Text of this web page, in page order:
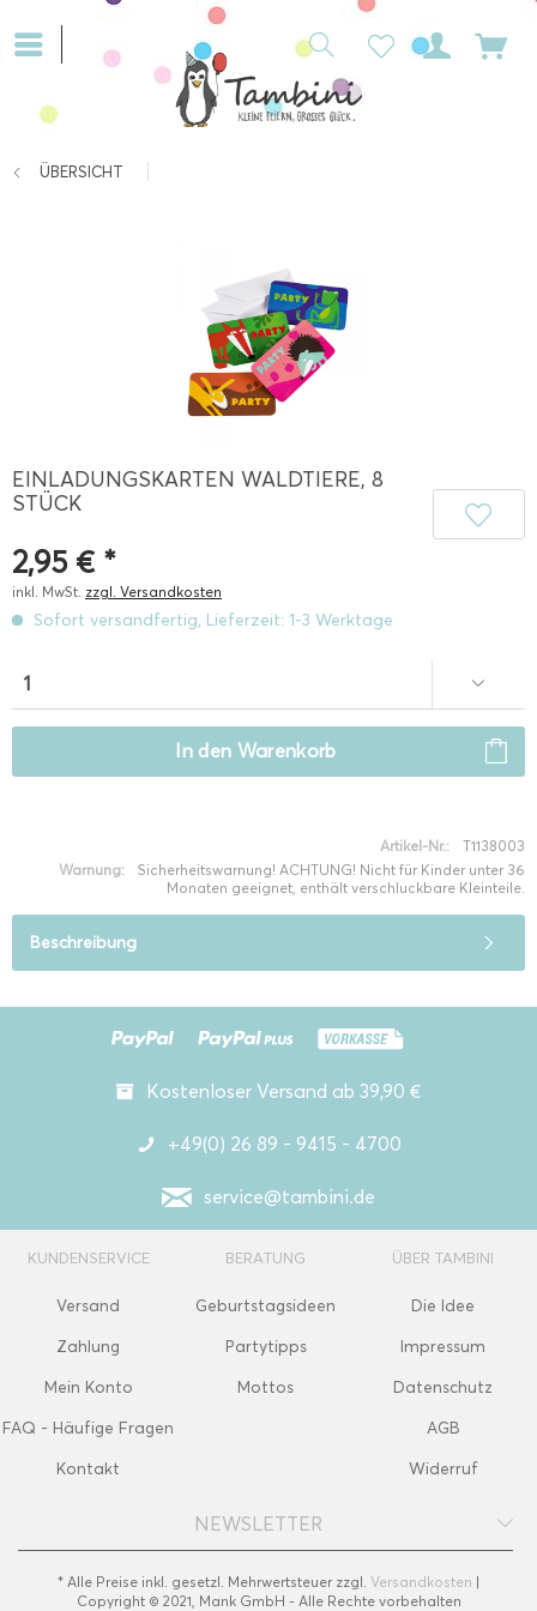
ÜBERSICHT
EINLADUNGSKARTEN WALDTIERE, 8
STÜCK
2,95 € *
inkl. MwSt. zzgl. Versandkosten
Sofort versandfertig, Lieferzeit: 1-3 Werktage
In den Warenkorb
Artikel-Nr.:
T1138003
Warnung:
Sicherheitswarnung! ACHTUNG! Nicht für Kinder unter 36
Monaten geeignet, enthält verschluckbare Kleinteile.
Beschreibung
Kostenloser Versand ab 39,90 €
+49(0) 26 89 - 9415 - 4700
service@tambini.de
KUNDENSERVICE
Versand
Zahlung
Mein Konto
FAQ - Häufige Fragen
Kontakt
BERATUNG
Geburtstagsideen
Partytipps
Mottos
ÜBER TAMBINI
Die Idee
Impressum
Datenschutz
AGB
Widerruf
NEWSLETTER
* Alle Preise inkl. gesetzl. Mehrwertsteuer zzgl. Versandkosten |
Copyright © 2021, Mank GmbH - Alle Rechte vorbehalten